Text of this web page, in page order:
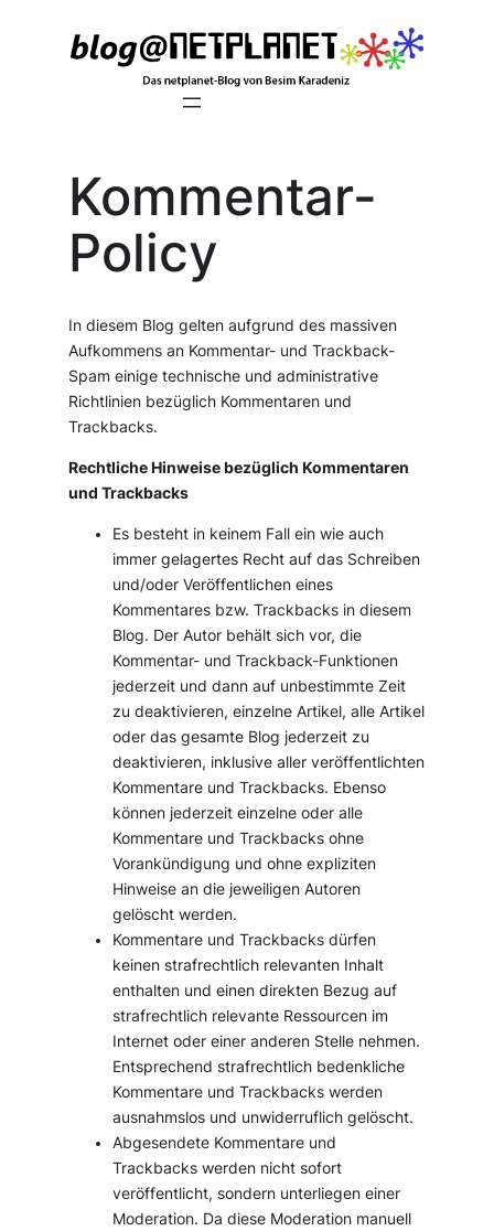
Kommentar-
Policy
In diesem Blog gelten aufgrund des massiven
Aufkommens an Kommentar- und Trackback-
Spam einige technische und administrative
Richtlinien bezüglich Kommentaren und
Trackbacks.
Rechtliche Hinweise bezüglich Kommentaren
und Trackbacks
Es besteht in keinem Fall ein wie auch
immer gelagertes Recht auf das Schreiben
und/oder Veröffentlichen eines
Kommentares bzw. Trackbacks in diesem
Blog. Der Autor behält sich vor, die
Kommentar- und Trackback-Funktionen
jederzeit und dann auf unbestimmte Zeit
zu deaktivieren, einzelne Artikel, alle Artikel
oder das gesamte Blog jederzeit zu
deaktivieren, inklusive aller veröffentlichten
Kommentare und Trackbacks. Ebenso
können jederzeit einzelne oder alle
Kommentare und Trackbacks ohne
Vorankündigung und ohne expliziten
Hinweise an die jeweiligen Autoren
gelöscht werden.
Kommentare und Trackbacks dürfen
keinen strafrechtlich relevanten Inhalt
enthalten und einen direkten Bezug auf
strafrechtlich relevante Ressourcen im
Internet oder einer anderen Stelle nehmen.
Entsprechend strafrechtlich bedenkliche
Kommentare und Trackbacks werden
ausnahmslos und unwiderruflich gelöscht.
Abgesendete Kommentare und
Trackbacks werden nicht sofort
veröffentlicht, sondern unterliegen einer
Moderation. Da diese Moderation manuell